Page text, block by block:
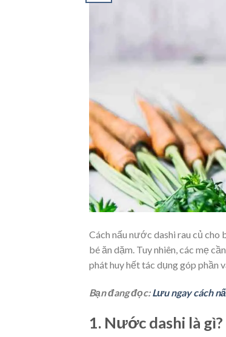
Cách nấu nước dashi rau củ
bé ăn dặm. Tuy nhiên, các mẹ
phát huy hết tác dụng góp phần
Bạn đang đọc:Lưu ngay cách
1. Nước dashi là gì?